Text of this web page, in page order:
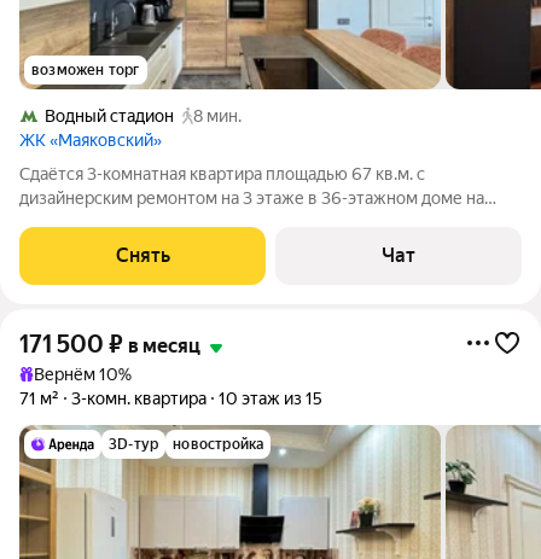
возможен торг
Водный стадион
8 мин.
ЖК «Маяковский»
Сдаётся 3-комнатная квартира площадью 67 кв.м. с
дизайнерским ремонтом на 3 этаже в 36-этажном доме на
Стиральная машина Сушильная машина Холодильник
Посудомоечная машина Кондиционер
Снять Чат
171 500 ₽ в месяц
Вернём 10%
71 м²
3-комн. квартира 10 этаж из 15
3D-тур новостройка